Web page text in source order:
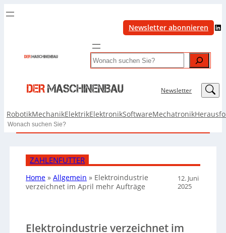
Newsletter abonnieren LinkedIn
Search
Newsletter LinkedIn
RobotikMechanikElektrikElektronikSoftwareMechatronik
Search
ZAHLENFUTTER
Home »Allgemein » Elektroindustrie
verzeichnet im April mehr Aufträge
12. Juni
2025
Elektroindustrie verzeichnet im